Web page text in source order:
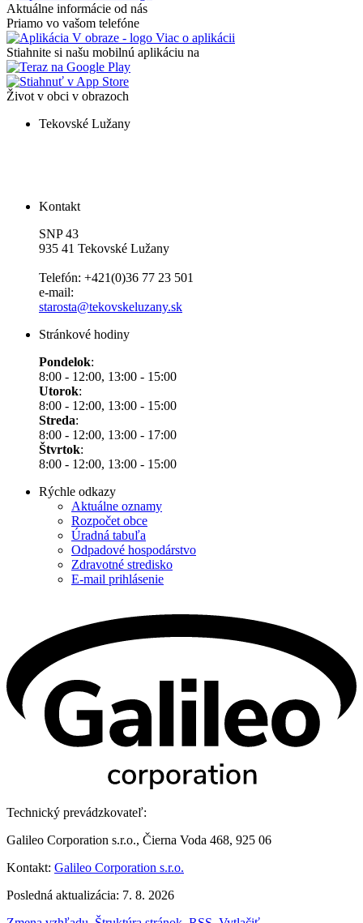
Aktuálne informácie od nás
Priamo vo vašom telefóne
Viac o aplikácii
Stiahnite si našu mobilnú aplikáciu na
Život v obci v obrazoch
Tekovské Lužany
Kontakt
SNP 43
935 41 Tekovské Lužany
Telefón: +421(0)36 77 23 501
e-mail:
starosta@tekovskeluzany.sk
Stránkové hodiny
Pondelok:
8:00 - 12:00, 13:00 - 15:00
Utorok:
8:00 - 12:00, 13:00 - 15:00
Streda:
8:00 - 12:00, 13:00 - 17:00
Štvrtok:
8:00 - 12:00, 13:00 - 15:00
Rýchle odkazy
Aktuálne oznamy
Rozpočet obce
Úradná tabuľa
Odpadové hospodárstvo
Zdravotné stredisko
E-mail prihlásenie
Technický prevádzkovateľ:
Galileo Corporation s.r.o., Čierna Voda 468, 925 06
Kontakt: Galileo Corporation s.r.o.
Posledná aktualizácia: 7. 8. 2026